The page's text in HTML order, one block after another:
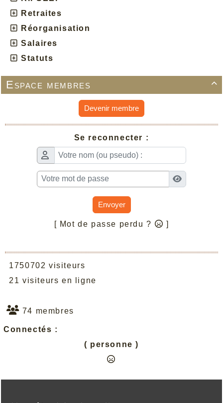
Retraites
Réorganisation
Salaires
Statuts

Espace membres
Devenir membre
Se reconnecter :
Envoyer
[ Mot de passe perdu ? ]
1750702 visiteurs
21 visiteurs en ligne
74 membres
Connectés :
( personne )